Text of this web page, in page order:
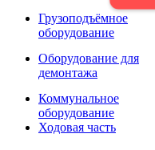
Грузоподъёмное
оборудование
Оборудование для
демонтажа
Коммунальное
оборудование
Ходовая часть